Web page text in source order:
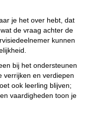
je het over hebt, dat
de vraag achter de
kunnen
bij het ondersteunen
verrijken en verdiepen
ook leerling blijven;
vaardigheden toon je